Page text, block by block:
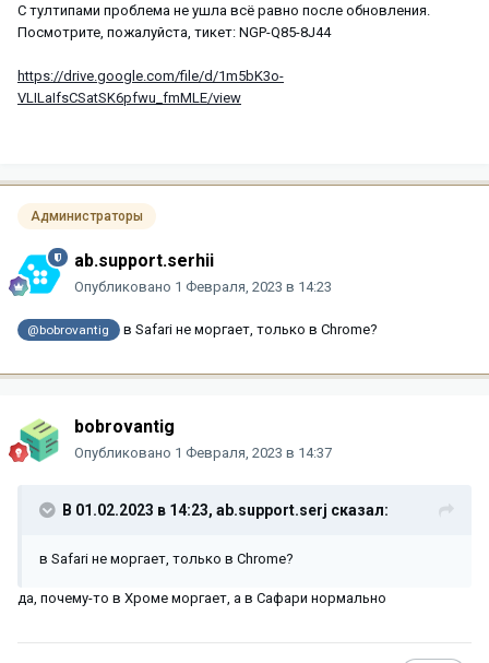
С тултипами проблема не ушла всё равно после обновления.
Посмотрите, пожалуйста, тикет: NGP-Q85-8J44
https://drive.google.com/file/d/1m5bK3o-
VLILaIfsCSatSK6pfwu_fmMLE/view
Администраторы
ab.support.serhii
Опубликовано 1 Февраля, 2023 в 14:23
@bobrovantig в Safari не моргает, только в Chrome?
bobrovantig
Опубликовано 1 Февраля, 2023 в 14:37
В 01.02.2023 в 14:23, ab.support.serj сказал:
в Safari не моргает, только в Chrome?
да, почему-то в Хроме моргает, а в Сафари нормально